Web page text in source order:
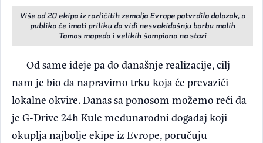
Više od 20 ekipa iz različitih zemalja Evrope potvrdilo dolazak, a
publika će imati priliku da vidi nesvakidašnju borbu malih
Tomos mopeda i velikih šampiona na stazi
-Od same ideje pa do današnje realizacije, cilj
nam je bio da napravimo trku koja će prevazići
lokalne okvire. Danas sa ponosom možemo reći da
je G-Drive 24h Kule međunarodni događaj koji
okuplja najbolje ekipe iz Evrope, poručuju